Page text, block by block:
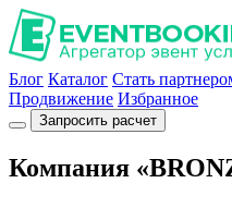
Блог Каталог Стать
Продвижение Избранное
Запросить расчет
Компания